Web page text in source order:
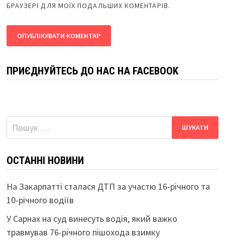
БРАУЗЕРІ ДЛЯ МОЇХ ПОДАЛЬШИХ КОМЕНТАРІВ.
ПРИЄДНУЙТЕСЬ ДО НАС НА FACEBOOK
Пошук:
ОСТАННІ НОВИНИ
На Закарпатті сталася ДТП за участю 16-річного та
10-річного водіїв
У Сарнах на суд винесуть водія, який важко
травмував 76-річного пішохода взимку